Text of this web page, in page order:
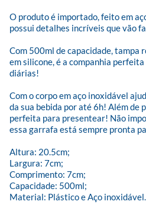
O produto é importado, feito em
possui detalhes incríveis que vão
Com 500ml de capacidade, tampa
em silicone, é a companhia
diárias!
Com o corpo em aço inoxidável
da sua bebida por até 6h! Além de
perfeita para presentear! Não
essa garrafa está sempre pronta
Altura: 20.5cm;
Largura: 7cm;
Comprimento: 7cm;
Capacidade: 500ml;
Material: Plástico e Aço inoxidável.